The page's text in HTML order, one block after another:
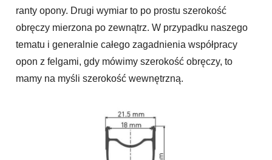
ranty opony. Drugi wymiar to po prostu szerokość
obręczy mierzona po zewnątrz. W przypadku naszego
tematu i generalnie całego zagadnienia współpracy
opon z felgami, gdy mówimy szerokość obręczy, to
mamy na myśli szerokość wewnętrzną.